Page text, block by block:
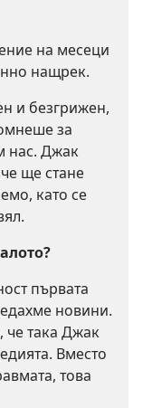
на месеци
нащрек.
и безгрижен,
за
нас. Джак
ще стане
като се
първата
новини.
че така Джак
Вместо
това